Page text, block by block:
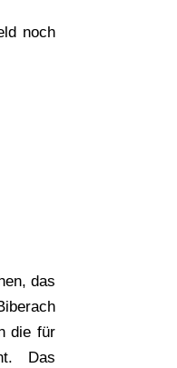
noch
das
die für
Das